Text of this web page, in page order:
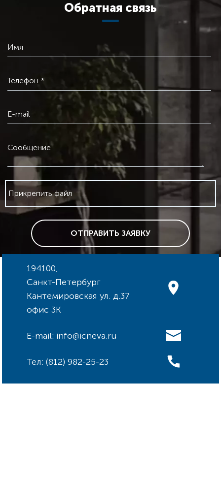
Обратная связь
Имя
Телефон *
E-mail
Сообщение
Прикрепить файл
ОТПРАВИТЬ ЗАЯВКУ
194100,
Санкт-Петербург
Кантемировская ул. д.37
офис 3К
E-mail: info@icneva.ru
Тел: (812) 982-25-23